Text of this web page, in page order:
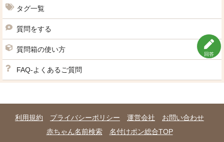
回答
タグ一覧
質問をする
質問箱の使い方
FAQ-よくあるご質問
利用規約 プライバシーポリシー 運営会社
お問い合わせ
赤ちゃん名前検索
名付けポン総合TOP